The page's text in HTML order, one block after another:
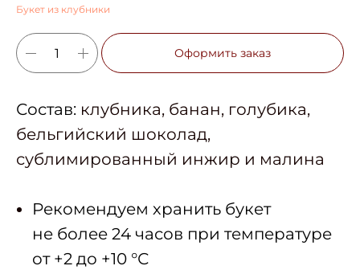
Букет из клубники
Оформить заказ
Состав: клубника, банан, голубика,
бельгийский шоколад,
сублимированный инжир и малина
Рекомендуем хранить букет
не более 24 часов при температуре
от +2 до +10 °С